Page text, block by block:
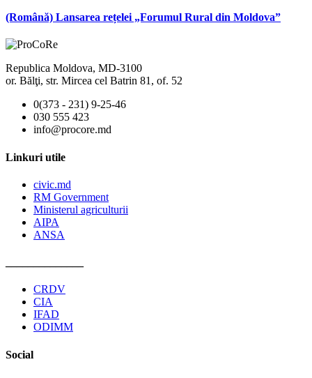
(Română) Lansarea rețelei „Forumul Rural din Moldova”
Republica Moldova, MD-3100
or. Bălţi, str. Mircea cel Batrin 81, of. 52
0(373 - 231) 9-25-46
030 555 423
info@procore.md
Linkuri utile
civic.md
RM Government
Ministerul agriculturii
AIPA
ANSA
CRDV
CIA
IFAD
ODIMM
Social